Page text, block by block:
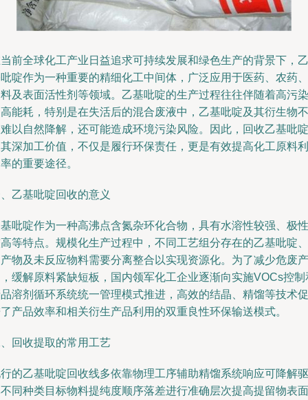
前全球化工产业日益追求可持续发展和绿色生产的背景下，乙
啶作为一种重要的精细化工中间体，广泛应用于医药、农药、
及表面活性剂等领域。乙基吡啶的生产过程往往伴随着高污染
能耗，特别是在失活后的混合废液中，乙基吡啶及其衍生物不
以自然降解，还可能造成环境污染风险。因此，回收乙基吡啶
深加工价值，不仅是履行环保责任，更是有效提高化工原料利
的重要途径。
乙基吡啶回收的意义
吡啶作为一种高沸点含氮杂环化合物，具有水溶性较强、极性
等特点。规模化生产过程中，不同工艺组分存在的乙基吡啶、
物及未反应物料需要分离整合以实现资源化。为了减少危废产
缓解原料紧缺短板，国内领军化工企业逐渐向实施VOCs控制
溶剂循环系统统一管理模式推进，高效的结晶、精馏等技术促
产品效率和相关衍生产品利用的双重良性环保输送模式。
回收提取的常用工艺
的乙基吡啶回收线多依靠物理工序辅助精馏系统响应可降解驱
同种类目标物料提纯度顺序落差进行准确层次提高提留物表面